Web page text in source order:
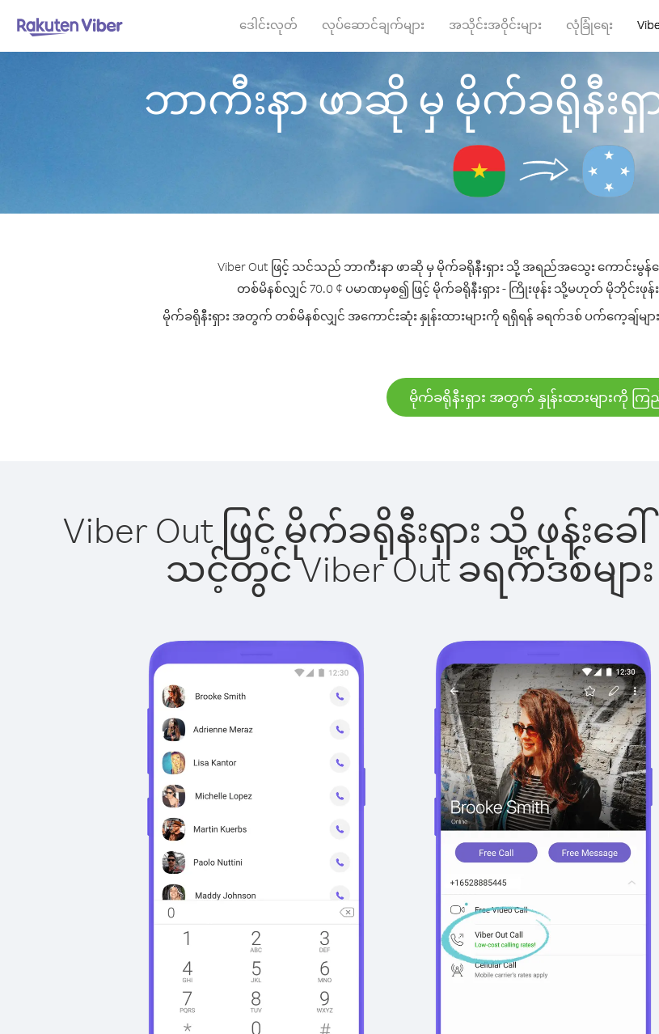
ဒေါင်းလုတ် လုပ်ဆောင်ချက်များ အသိုင်းအဝိုင်းများ လုံခြုံရေး
ဘာကီးနာ ဖာဆို မှ မိုက်ခရိုနီးရှ
Viber Out ဖြင့် သင်သည် ဘာကီးနာ ဖာဆို မှ မိုက်ခရိုနီးရှား သို့ အရည်အသွေး ကောင်းမွန်
တစ်မိနစ်လျှင် 70.0 ¢ ပမာဏမှစ၍ ဖြင့် မိုက်ခရိုနီးရှား - ကြိုးဖုန်း သို့မဟုတ် မိုဘိုင်း
မိုက်ခရိုနီးရှား အတွက် တစ်မိနစ်လျှင် အကောင်းဆုံး နှုန်းထားများကို ရရှိရန် ခရက်ဒစ် ပက်ကေ့ချ်
မိုက်ခရိုနီးရှား အတွက် နှုန်းထားများကို ကြ
Viber Out ဖြင့် မိုက်ခရိုနီးရှား သို့ ဖုန်
သင့်တွင် Viber Out ခရက်ဒစ်မျ